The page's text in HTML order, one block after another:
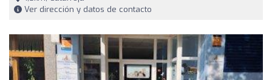
Ver dirección y datos de contacto